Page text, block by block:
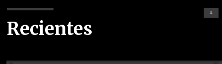
Recientes
+